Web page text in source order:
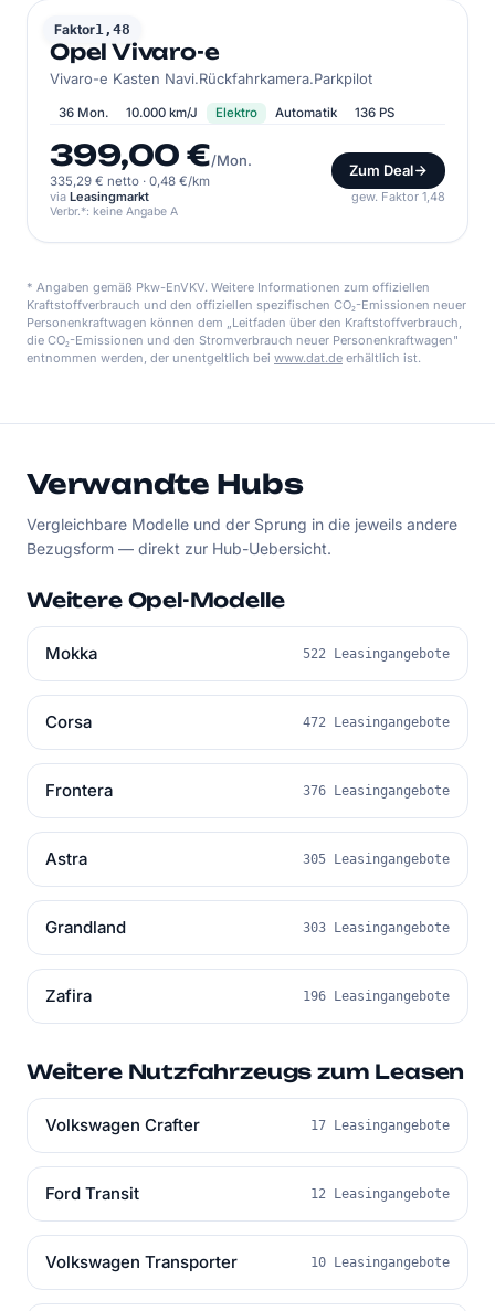
Faktor1,48
OPEL
Opel Vivaro-e
Vivaro-e Kasten Navi.Rückfahrkamera.Parkpilot
36 Mon. 10.000 km/J Elektro Automatik 136 PS
399,00 €/Mon.
335,29 € netto · 0,48 €/km
Zum Deal
via Leasingmarkt gew. Faktor 1,48
Verbr.*: keine Angabe A
* Angaben gemäß Pkw-EnVKV. Weitere Informationen zum offiziellen
Kraftstoffverbrauch und den offiziellen spezifischen CO₂-Emissionen neuer
Personenkraftwagen können dem „Leitfaden über den Kraftstoffverbrauch,
die CO₂-Emissionen und den Stromverbrauch neuer Personenkraftwagen"
entnommen werden, der unentgeltlich bei www.dat.de erhältlich ist.
Verwandte Hubs
Vergleichbare Modelle und der Sprung in die jeweils andere
Bezugsform — direkt zur Hub-Uebersicht.
Weitere Opel-Modelle
Mokka 522 Leasingangebote
Corsa 472 Leasingangebote
Frontera 376 Leasingangebote
Astra 305 Leasingangebote
Grandland 303 Leasingangebote
Zafira 196 Leasingangebote
Weitere Nutzfahrzeugs zum Leasen
Volkswagen Crafter 17 Leasingangebote
Ford Transit 12 Leasingangebote
Volkswagen Transporter 10 Leasingangebote